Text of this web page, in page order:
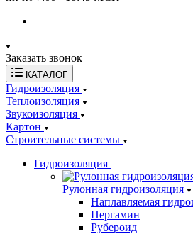
Заказать звонок
КАТАЛОГ
Гидроизоляция
Теплоизоляция
Звукоизоляция
Картон
Строительные системы
Гидроизоляция
Рулонная гидроизоляция
Наплавляемая
Пергамин
Рубероид